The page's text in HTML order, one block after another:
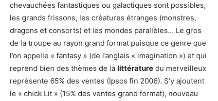
chevauchées fantastiques ou galactiques sont possibles,
les grands frissons, les créatures étranges (monstres,
dragons et consorts) et les mondes parallèles… Le gros
de la troupe au rayon grand format puisque ce genre que
l’on appelle « fantasy » (de l’anglais « imagination ») et qui
reprend bien des thèmes de la littérature du merveilleux
représente 65% des ventes (Ipsos fin 2006). S’y ajoutent
le « chick Lit » (15% des ventes grand format), nouveau